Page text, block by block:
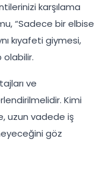
karşılama
“Sadece bir elbise
kıyafeti giymesi,
olabilir.
ve
Kimi
uzun vadede iş
göz